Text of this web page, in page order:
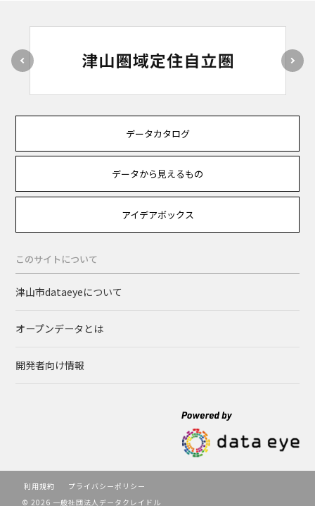
データカタログ
データから見えるもの
アイデアボックス
このサイトについて
津山市dataeyeについて
オープンデータとは
開発者向け情報
利用規約
プライバシーポリシー
© 2026 一般社団法人データクレイドル